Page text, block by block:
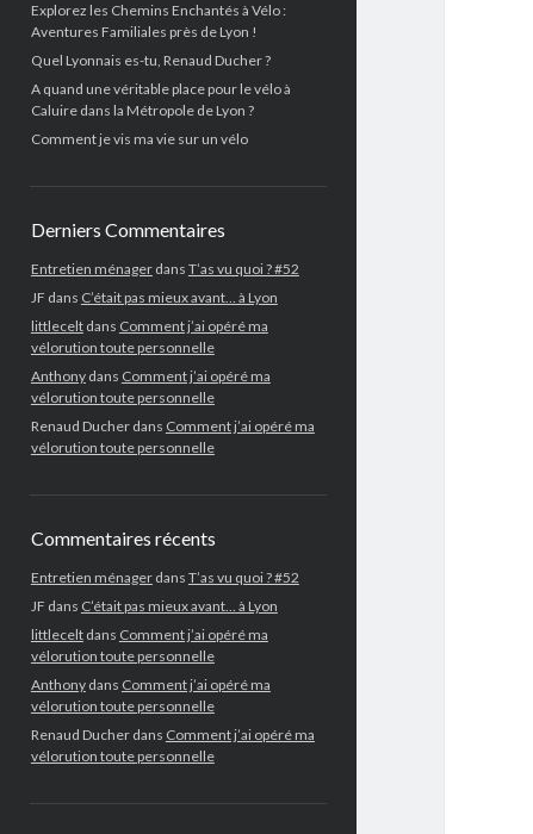
Explorez les Chemins Enchantés à Vélo :
Aventures Familiales près de Lyon !
Quel Lyonnais es-tu, Renaud Ducher ?
A quand une véritable place pour le vélo à
Caluire dans la Métropole de Lyon ?
Comment je vis ma vie sur un vélo
Derniers Commentaires
Entretien ménagerdans T’as vu quoi ? #52
JF dans C’était pas mieux avant… à Lyon
littleceltdans Comment j’ai opéré ma
vélorution toute personnelle
Anthonydans Comment j’ai opéré ma
vélorution toute personnelle
Renaud Ducherdans Comment j’ai opéré ma
vélorution toute personnelle
Commentaires récents
Entretien ménagerdans T’as vu quoi ? #52
JF dans C’était pas mieux avant… à Lyon
littleceltdans Comment j’ai opéré ma
vélorution toute personnelle
Anthonydans Comment j’ai opéré ma
vélorution toute personnelle
Renaud Ducherdans Comment j’ai opéré ma
vélorution toute personnelle